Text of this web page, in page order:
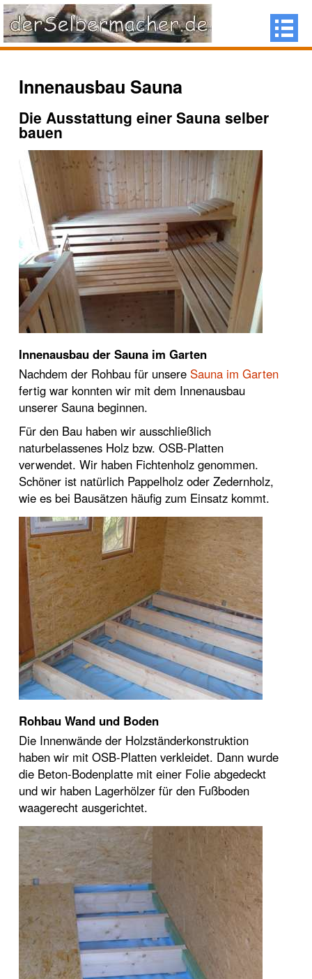
Innenausbau Sauna
Die Ausstattung einer Sauna selber
bauen
Innenausbau der Sauna im Garten
Nachdem der Rohbau für unsere Sauna im Garten
fertig war konnten wir mit dem Innenausbau
unserer Sauna beginnen.
Für den Bau haben wir ausschließlich
naturbelassenes Holz bzw. OSB-Platten
verwendet. Wir haben Fichtenholz genommen.
Schöner ist natürlich Pappelholz oder Zedernholz,
wie es bei Bausätzen häufig zum Einsatz kommt.
Rohbau Wand und Boden
Die Innenwände der Holzständerkonstruktion
haben wir mit OSB-Platten verkleidet. Dann wurde
die Beton-Bodenplatte mit einer Folie abgedeckt
und wir haben Lagerhölzer für den Fußboden
waagerecht ausgerichtet.